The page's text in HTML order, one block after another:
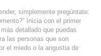
simplemente pregúntate:
Inicia con el primer
detallado que puedas
las personas que son
el miedo o la angustia de